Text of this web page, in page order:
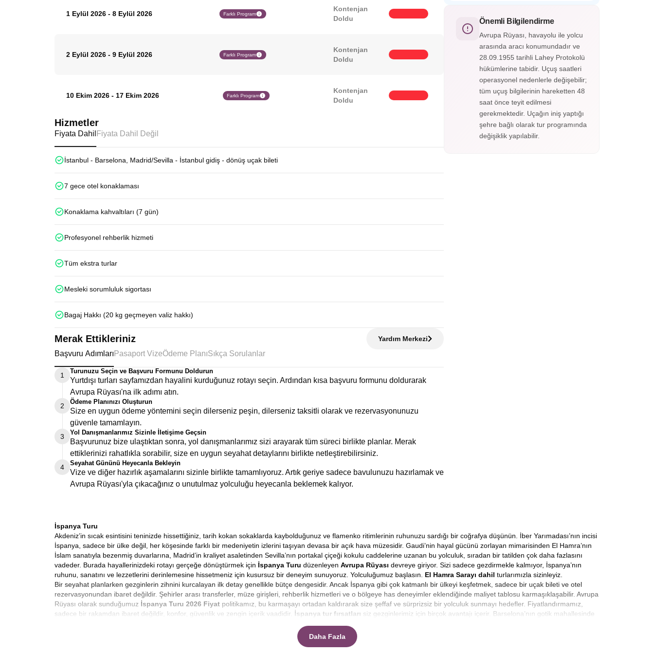
1 Eylül 2026 - 8 Eylül 2026 Farklı Program
Kontenjan
Doldu
2 Eylül 2026 - 9 Eylül 2026 Farklı Program
Kontenjan
Doldu
10 Ekim 2026 - 17 Ekim 2026 Farklı Program
Kontenjan
Doldu
Hizmetler
Fiyata Dahil Fiyata Dahil Değil
İstanbul - Barselona, Madrid/Sevilla - İstanbul gidiş - dönüş uçak bileti
7 gece otel konaklaması
Konaklama kahvaltıları (7 gün)
Profesyonel rehberlik hizmeti
Tüm ekstra turlar
Mesleki sorumluluk sigortası
Bagaj Hakkı (20 kg geçmeyen valiz hakkı)
Merak Ettikleriniz Yardım Merkezi
Başvuru Adımları Pasaport VizeÖdeme Planı Sıkça Sorulanlar
1
Turunuzu Seçin ve Başvuru Formunu Doldurun
Yurtdışı turları sayfamızdan hayalini kurduğunuz rotayı seçin. Ardından kısa başvuru formunu doldurarak
Avrupa Rüyası'na ilk adımı atın.
2
Ödeme Planınızı Oluşturun
Size en uygun ödeme yöntemini seçin dilerseniz peşin, dilerseniz taksitli olarak ve rezervasyonunuzu
güvenle tamamlayın.
3
Yol Danışmanlarımız Sizinle İletişime Geçsin
Başvurunuz bize ulaştıktan sonra, yol danışmanlarımız sizi arayarak tüm süreci birlikte planlar. Merak
ettiklerinizi rahatlıkla sorabilir, size en uygun seyahat detaylarını birlikte netleştirebilirsiniz.
4
Seyahat Gününü Heyecanla Bekleyin
Vize ve diğer hazırlık aşamalarını sizinle birlikte tamamlıyoruz. Artık geriye sadece bavulunuzu hazırlamak ve
Avrupa Rüyası'yla çıkacağınız o unutulmaz yolculuğu heyecanla beklemek kalıyor.
manzaralarıyla adeta bir açık hava
müzesidir.
Mağribi mirasıdır. Her taşında tarih, her
köşesinde zarafet gizlidir; El Hamra,
zamanda yolculuğun en büyüleyici
duraklarından biridir.
Önemli Bilgilendirme
Avrupa Rüyası, havayolu ile yolcu
arasında aracı konumundadır ve
28.09.1955 tarihli Lahey Protokolü
hükümlerine tabidir. Uçuş saatleri
operasyonel nedenlerle değişebilir;
tüm uçuş bilgilerinin hareketten 48
saat önce teyit edilmesi
gerekmektedir. Uçağın iniş yaptığı
şehre bağlı olarak tur programında
değişiklik yapılabilir.
İspanya Turu
Akdeniz’in sıcak esintisini teninizde hissettiğiniz, tarih kokan sokaklarda kaybolduğunuz ve flamenko ritimlerinin ruhunuzu sardığı bir coğrafya düşünün. İber Yarımadası’nın incisi
İspanya, sadece bir ülke değil, her köşesinde farklı bir medeniyetin izlerini taşıyan devasa bir açık hava müzesidir. Gaudi’nin hayal gücünü zorlayan mimarisinden El Hamra’nın
İslam sanatıyla bezenmiş duvarlarına, Madrid’in kraliyet asaletinden Sevilla’nın portakal çiçeği kokulu caddelerine uzanan bu yolculuk, sıradan bir tatilden çok daha fazlasını
vadeder. Burada hayallerinizdeki rotayı gerçeğe dönüştürmek için İspanya Turu düzenleyen Avrupa Rüyası devreye giriyor. Sizi sadece gezdirmekle kalmıyor, İspanya’nın
ruhunu, sanatını ve lezzetlerini derinlemesine hissetmeniz için kusursuz bir deneyim sunuyoruz. Yolculuğumuz başlasın. El Hamra Sarayı dahil turlarımızla sizinleyiz.
Bir seyahat planlarken gezginlerin zihnini kurcalayan ilk detay genellikle bütçe dengesidir. Ancak İspanya gibi çok katmanlı bir ülkeyi keşfetmek, sadece bir uçak bileti ve otel
rezervasyonundan ibaret değildir. Şehirler arası transferler, müze girişleri, rehberlik hizmetleri ve o bölgeye has deneyimler eklendiğinde maliyet tablosu karmaşıklaşabilir. Avrupa
Rüyası olarak sunduğumuz İspanya Turu 2026 Fiyat politikamız, bu karmaşayı ortadan kaldırarak size şeffaf ve sürprizsiz bir yolculuk sunmayı hedefler. Fiyatlandırmamız,
sadece bir rakamdan ibaret değildir, konfor, güvenlik ve zengin içerik vaadidir. İspanya tur fırsatları siz gezginlerimiz için birçok avantajı içerir. Barselona’nın gotik mahallesinde
Daha Fazla